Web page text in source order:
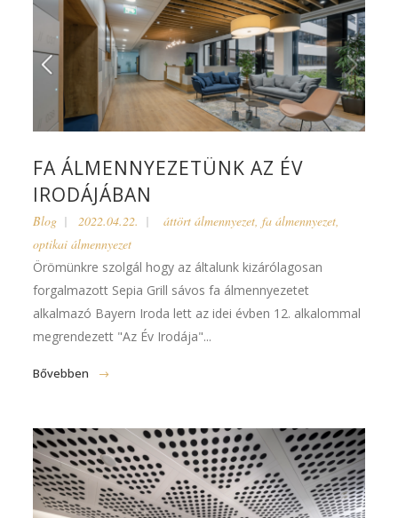
FA ÁLMENNYEZETÜNK AZ ÉV
IRODÁJÁBAN
Blog 2022.04.22. áttört álmennyezet,fa álmennyezet,
optikai álmennyezet
Örömünkre szolgál hogy az általunk kizárólagosan
forgalmazott Sepia Grill sávos fa álmennyezetet
alkalmazó Bayern Iroda lett az idei évben 12. alkalommal
megrendezett "Az Év Irodája"...
Bővebben